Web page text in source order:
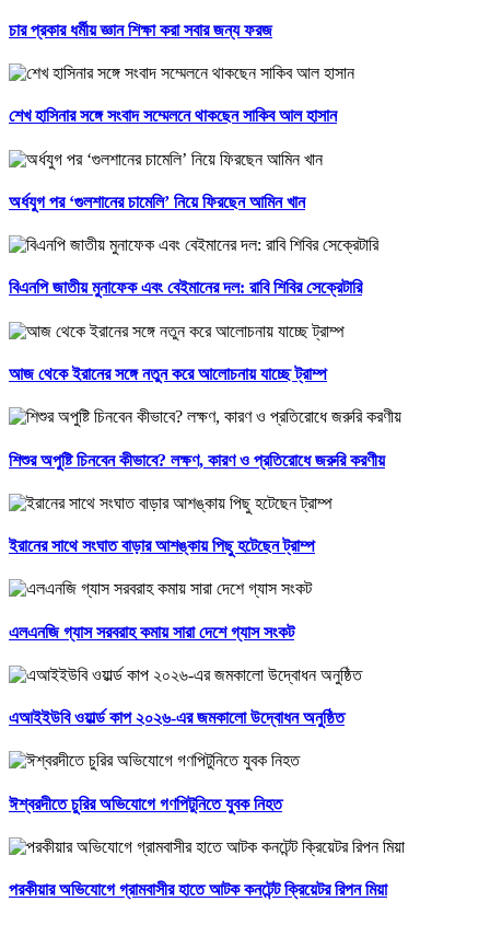
চার প্রকার ধর্মীয় জ্ঞান শিক্ষা করা সবার জন্য ফরজ
শেখ হাসিনার সঙ্গে সংবাদ সম্মেলনে থাকছেন সাকিব আল হাসান
অর্ধযুগ পর ‘গুলশানের চামেলি’ নিয়ে ফিরছেন আমিন খান
বিএনপি জাতীয় মুনাফেক এবং বেইমানের দল: রাবি শিবির সেক্রেটারি
আজ থেকে ইরানের সঙ্গে নতুন করে আলোচনায় যাচ্ছে ট্রাম্প
শিশুর অপুষ্টি চিনবেন কীভাবে? লক্ষণ, কারণ ও প্রতিরোধে জরুরি করণীয়
ইরানের সাথে সংঘাত বাড়ার আশঙ্কায় পিছু হটেছেন ট্রাম্প
এলএনজি গ্যাস সরবরাহ কমায় সারা দেশে গ্যাস সংকট
এআইইউবি ওয়ার্ল্ড কাপ ২০২৬-এর জমকালো উদ্বোধন অনুষ্ঠিত
ঈশ্বরদীতে চুরির অভিযোগে গণপিটুনিতে যুবক নিহত
পরকীয়ার অভিযোগে গ্রামবাসীর হাতে আটক কনটেন্ট ক্রিয়েটর রিপন মিয়া